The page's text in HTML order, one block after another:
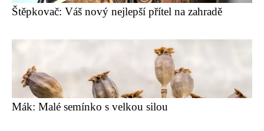
Štěpkovač: Váš nový nejlepší přítel na zahradě
Mák: Malé semínko s velkou silou